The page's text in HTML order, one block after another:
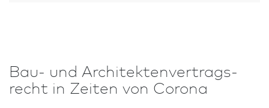
Bau- und Architekten­vertrags­
recht in Zeiten von Corona